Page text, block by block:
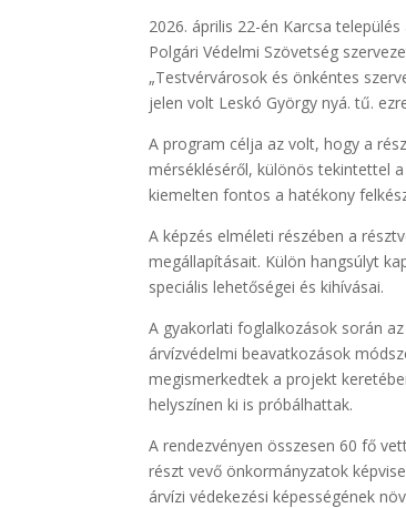
2026. április 22-én Karcsa
Polgári Védelmi Szövetség
„Testvérvárosok és önkéntes
jelen volt Leskó György nyá. tű.
A program célja az volt, hogy a
mérsékléséről, különös tekintettel
kiemelten fontos a hatékony
A képzés elméleti részében a
megállapításait. Külön hangsúlyt
speciális lehetőségei és kihívásai.
A gyakorlati foglalkozások során
árvízvédelmi beavatkozások
megismerkedtek a projekt
helyszínen ki is próbálhattak.
A rendezvényen összesen 60 fő
részt vevő önkormányzatok
árvízi védekezési képességének